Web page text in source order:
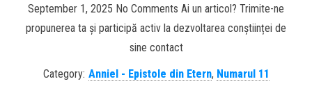
September 1, 2025 No Comments Ai un articol? Trimite-ne
propunerea ta și participă activ la dezvoltarea conștiinței de
sine contact
Category: Anniel - Epistole din Etern, Numarul 11